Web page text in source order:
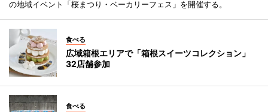
の地域イベント「桜まつり・ベーカリーフェス」を開催する。
食べる
広域箱根エリアで「箱根スイーツコレクション」
32店舗参加
食べる